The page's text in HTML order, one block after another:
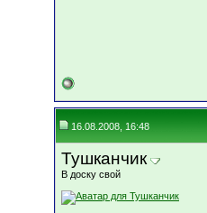
16.08.2008, 16:48
Тушканчик
В доску свой